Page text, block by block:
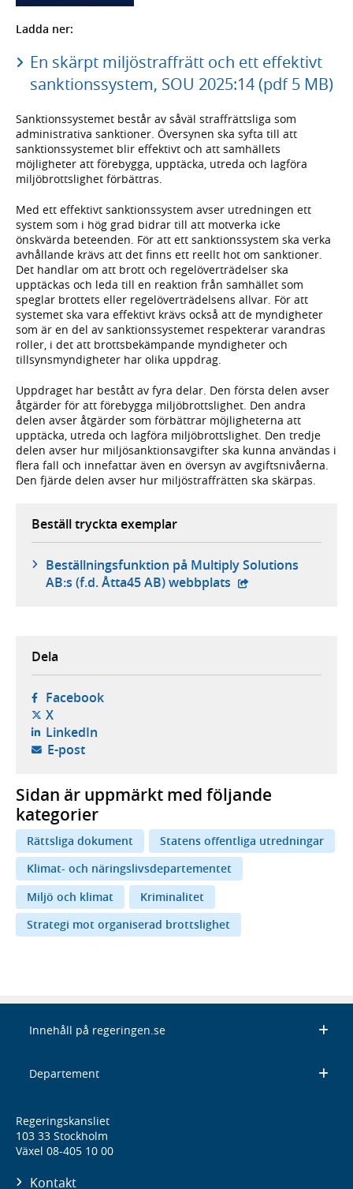
Ladda ner:
En skärpt miljöstraffrätt och ett effektivt
sanktionssystem, SOU 2025:14 (pdf 5 MB)
Sanktionssystemet består av såväl straffrättsliga som
administrativa sanktioner. Översynen ska syfta till att
sanktionssystemet blir effektivt och att samhällets
möjligheter att förebygga, upptäcka, utreda och lagföra
miljöbrottslighet förbättras.
Med ett effektivt sanktionssystem avser utredningen ett
system som i hög grad bidrar till att motverka icke
önskvärda beteenden. För att ett sanktionssystem ska verka
avhållande krävs att det finns ett reellt hot om sanktioner.
Det handlar om att brott och regelöverträdelser ska
upptäckas och leda till en reaktion från samhället som
speglar brottets eller regelöverträdelsens allvar. För att
systemet ska vara effektivt krävs också att de myndigheter
som är en del av sanktionssystemet respekterar varandras
roller, i det att brottsbekämpande myndigheter och
tillsynsmyndigheter har olika uppdrag.
Uppdraget har bestått av fyra delar. Den första delen avser
åtgärder för att förebygga miljöbrottslighet. Den andra
delen avser åtgärder som förbättrar möjligheterna att
upptäcka, utreda och lagföra miljöbrottslighet. Den tredje
delen avser hur miljösanktionsavgifter ska kunna användas i
flera fall och innefattar även en översyn av avgiftsnivåerna.
Den fjärde delen avser hur miljöstraffrätten ska skärpas.
Beställ tryckta exemplar
Beställningsfunktion på Multiply Solutions
AB:s (f.d. Åtta45 AB) webbplats - extern webbplats,
Dela
Facebook- öppnas i ny flik, extern webbplats,
X- öppnas i ny flik, extern webbplats,
LinkedIn- öppnas i ny flik, extern webbplats,
E-post- öppnar din e-postklient,
Sidan är uppmärkt med följande
kategorier
Rättsliga dokument
Statens offentliga utredningar
Klimat- och näringslivsdepartementet
Miljö och klimat
Kriminalitet
Strategi mot organiserad brottslighet
Innehåll på regeringen.se
Departement
Regeringskansliet
103 33 Stockholm
Växel 08-405 10 00
Kontakt